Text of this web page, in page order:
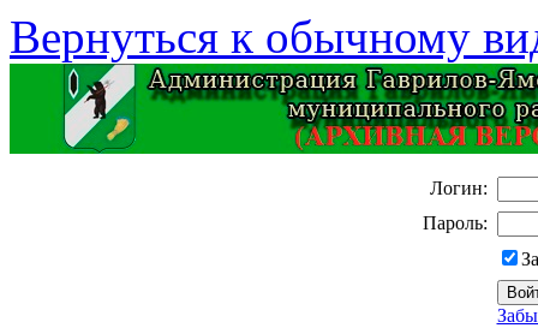
Вернуться к обычному
Логин:
Пароль: